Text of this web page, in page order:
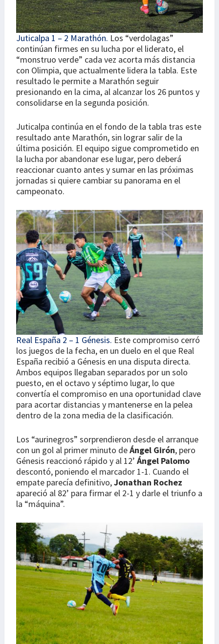
Juticalpa 1 – 2 Marathón. Los “verdolagas”
continúan firmes en su lucha por el liderato, el
“monstruo verde” cada vez acorta más distancia
con Olimpia, que actualmente lidera la tabla. Este
resultado le permite a Marathón seguir
presionando en la cima, al alcanzar los 26 puntos y
consolidarse en la segunda posición.
Juticalpa continúa en el fondo de la tabla tras este
resultado ante Marathón, sin lograr salir de la
última posición. El equipo sigue comprometido en
la lucha por abandonar ese lugar, pero deberá
reaccionar cuanto antes y sumar en las próximas
jornadas si quiere cambiar su panorama en el
campeonato.
Real España 2 – 1 Génesis. Este compromiso cerró
los juegos de la fecha, en un duelo en el que Real
España recibió a Génesis en una disputa directa.
Ambos equipos llegaban separados por un solo
puesto, en el octavo y séptimo lugar, lo que
convertía el compromiso en una oportunidad clave
para acortar distancias y mantenerse en la pelea
dentro de la zona media de la clasificación.
Los “aurinegros” sorprendieron desde el arranque
con un gol al primer minuto deÁngel Girón, pero
Génesis reaccionó rápido y al 12’ Ángel Palomo
descontó, poniendo el marcador 1-1. Cuando el
empate parecía definitivo,Jonathan Rochez
apareció al 82’ para firmar el 2-1 y darle el triunfo a
la “máquina”.